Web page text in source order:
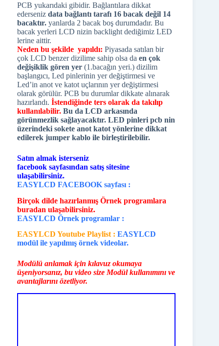
PCB yukarıdaki gibidir. Bağlantılara dikkat
ederseniz data bağlantı tarafı 16 bacak değil 14
bacaktır. yanlarda 2 bacak boş durumdadır. Bu
bacak yerleri LCD nizin backlight dediğimiz LED
lerine aittir.
Neden bu şekilde yapıldı: Piyasada satılan bir
çok LCD benzer dizilime sahip olsa da en çok
değişiklik gören yer (1.bacağın yeri.) dizilim
başlangıcı, Led pinlerinin yer değiştirmesi ve
Led’in anot ve katot uçlarının yer değiştirmesi
olarak görülür. PCB bu durumlar dikkate alınarak
hazırlandı. İstendiğinde ters olarak da takılıp
kullanılabilir. Bu da LCD arkasında
görünmezlik sağlayacaktır. LED pinleri pcb nin
üzerindeki sokete anot katot yönlerine dikkat
edilerek jumper kablo ile birleştirilebilir.
Satın almak isterseniz
facebook sayfasından satış sitesine
ulaşabilirsiniz.
EASYLCD FACEBOOK sayfası :
Birçok dilde hazırlanmış Örnek programlara
buradan ulaşabilirsiniz.
EASYLCD Örnek programlar :
EASYLCD Youtube Playlist : EASYLCD
modül ile yapılmış örnek videolar.
Modülü anlamak için kılavuz okumaya
üşeniyorsanız, bu video size Modül kullanımını ve
avantajlarını özetliyor.